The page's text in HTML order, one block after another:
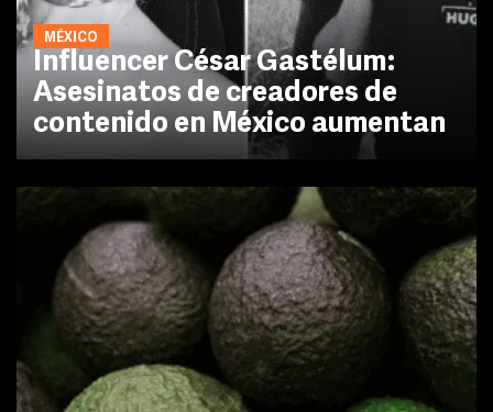
MÉXICO
Influencer César Gastélum:
Asesinatos de creadores de
contenido en México aumentan